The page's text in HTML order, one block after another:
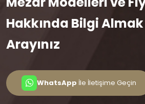
Hakkında Bilgi
Arayınız
WhatsApp İle İletişime Geçin